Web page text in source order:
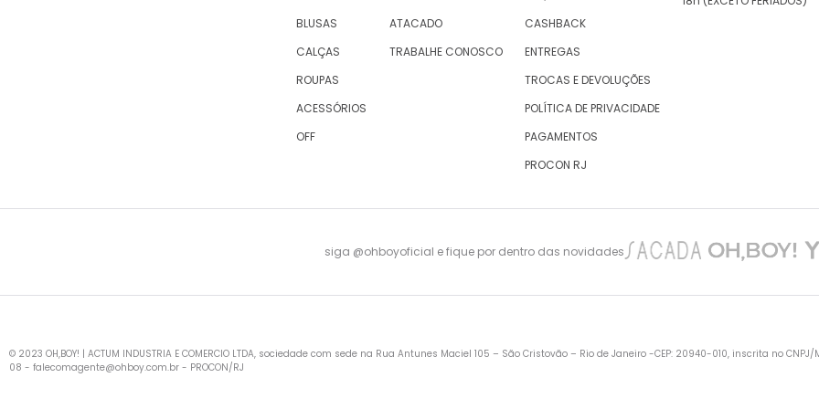
BLUSAS
CALÇAS
ROUPAS
ACESSÓRIOS
OFF
ATACADO
TRABALHE CONOSCO
CASHBACK
ENTREGAS
TROCAS E DEVOLUÇÕES
POLÍTICA DE PRIVACIDADE
PAGAMENTOS
PROCON RJ
siga @ohboyoficial e fique por dentro das novidades
© 2023 OH,BOY! | ACTUM INDUSTRIA E COMERCIO LTDA, sociedade com sede na Rua Antunes Maciel 105 – São Cristovão – Rio de Janeiro -CEP: 20940-010, inscrita no
08 - falecomagente@ohboy.com.br - PROCON/RJ